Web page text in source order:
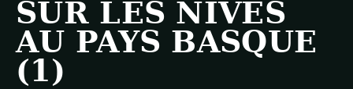
SUR LES NIVES
AU PAYS BASQUE
(1)